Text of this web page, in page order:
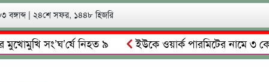
বঙ্গাব্দ | ২৪শে সফর, ১৪৪৮ হিজরি
সং’ঘ’র্ষে নিহত ৯
ইউকে ওয়ার্ক পারমিটের নামে ৩ কোটি ৬০
গ্রেপ্তারের দাবি স্থানীয়দের
গোয়াইনঘাটে আলিম উদ্দিনের